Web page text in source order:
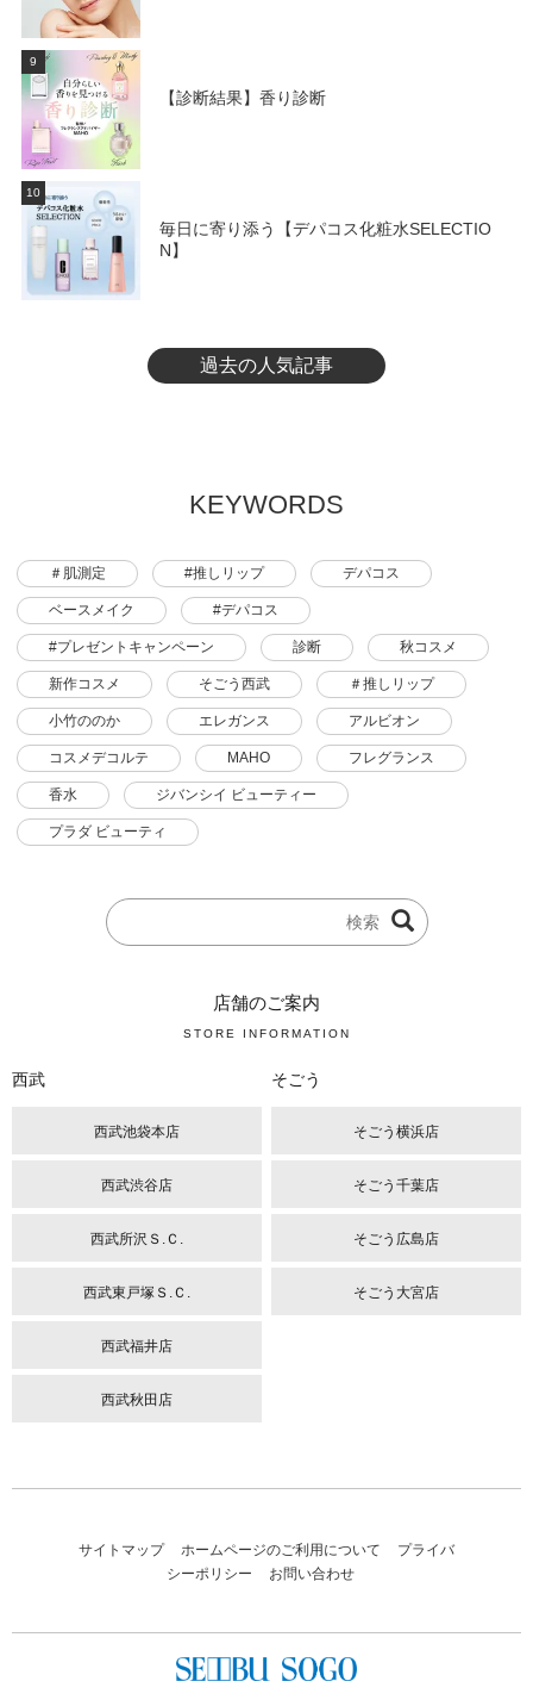
9
【診断結果】香り診断
10
毎日に寄り添う【デパコス化粧水SELECTIO
N】
過去の人気記事
KEYWORDS
＃肌測定 #推しリップ デパコス
ベースメイク #デパコス
#プレゼントキャンペーン 診断 秋コスメ
新作コスメ そごう西武 ＃推しリップ
小竹ののか エレガンス アルビオン
コスメデコルテ MAHO フレグランス
香水 ジバンシイ ビューティー
プラダ ビューティ
店舗のご案内
STORE INFORMATION
西武
西武池袋本店
西武渋谷店
西武所沢Ｓ.Ｃ.
西武東戸塚Ｓ.Ｃ.
西武福井店
西武秋田店
そごう
そごう横浜店
そごう千葉店
そごう広島店
そごう大宮店
サイトマップ ホームページのご利用について
プライバ
シーポリシー
お問い合わせ